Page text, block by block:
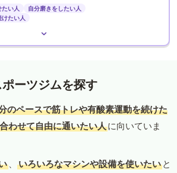
たい人
自分磨きをしたい人
たい人
ーツジムを探す
のペースで筋トレや有酸素運動を続けた
わせて自由に通いたい人に向いていま
、 いろいろなマシンや設備を使いたい と